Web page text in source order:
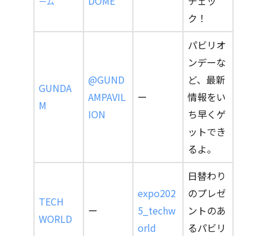
ク！
GUNDA
M
@GUND
AMPAVIL
ION
ー
パビリオ
ンデーな
ど、最新
情報をい
ち早くゲ
ットでき
るよ。
TECH
WORLD
ー
expo202
5_techw
orld
日替わり
のプレゼ
ントのあ
るパビリ